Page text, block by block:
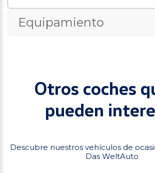
Equipamiento
Otros coches
pueden
Descubre nuestros vehículos de
Das WeltAuto